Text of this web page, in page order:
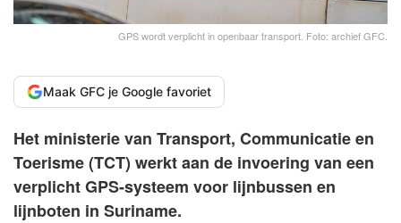
GPS wordt verplicht in openbaar transport. Foto: archief GFC.
Maak GFC je Google favoriet
Het ministerie van Transport, Communicatie en
Toerisme (TCT) werkt aan de invoering van een
verplicht GPS-systeem voor lijnbussen en
lijnboten in Suriname.